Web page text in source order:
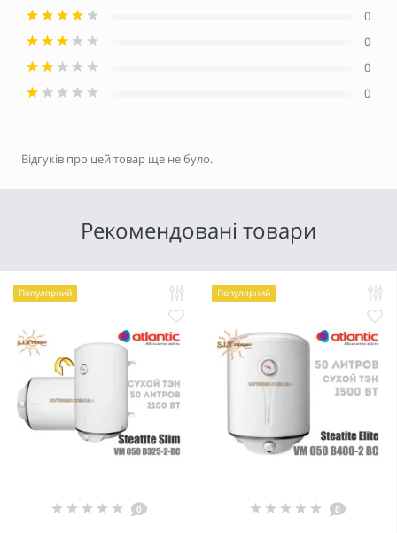
0
0
0
0
Відгуків про цей товар ще не було.
Рекомендовані товари
Популярний
0
Популярний
0